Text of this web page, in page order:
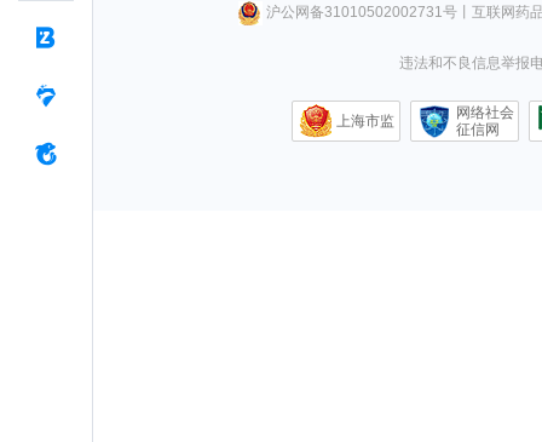
沪公网备31010502002731号丨 互联网药
违法和不良信息举报
上海市监
网络社会
征信网